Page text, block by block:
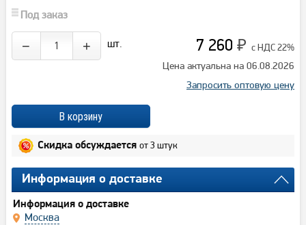
Под заказ
− + шт. 7 260 ₽ с НДС 22%
Цена актуальна на 06.08.2026
Запросить оптовую цену
Скидка обсуждается от 3 штук
Информация о доставке
Информация о доставке
Москва